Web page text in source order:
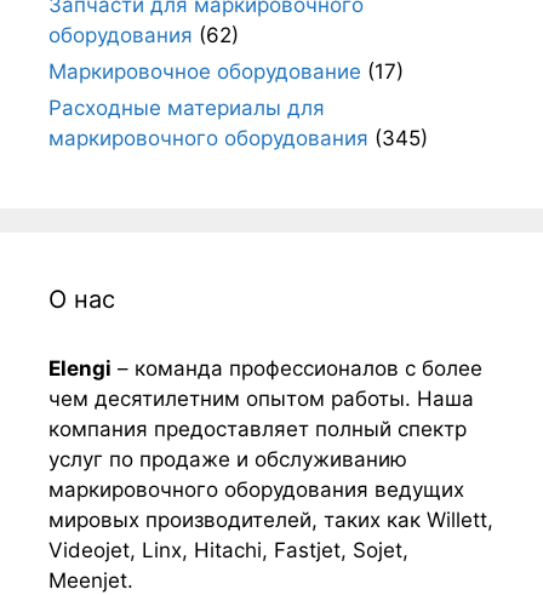
оборудования (62)
Маркировочное оборудование (17)
Расходные материалы для
маркировочного оборудования (345)
О нас
Elengi – команда профессионалов с более
чем десятилетним опытом работы. Наша
компания предоставляет полный спектр
услуг по продаже и обслуживанию
маркировочного оборудования ведущих
мировых производителей, таких как Willett,
Videojet, Linx, Hitachi, Fastjet, Sojet,
Meenjet.